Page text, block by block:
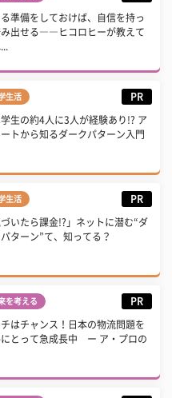
準備をしておけば、自信を持っ
み出せる――ヒコロヒーが教えて
生活 PR
生の約4人に3人が経験あり!? ア
ートから知るダークパターン入門
生活 PR
づいたら課金!?」ネットに潜む“ダ
ターン”て、知ってる？
を考える PR
チはチャンス！日本の物流問題を
とって急成長中 ー ア・プロの